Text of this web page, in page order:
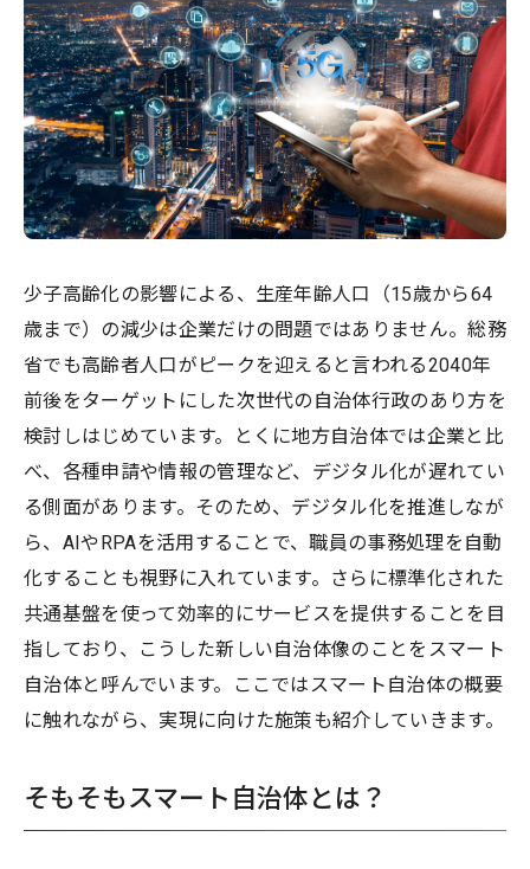
少子高齢化の影響による、生産年齢人口（15歳から64
歳まで）の減少は企業だけの問題ではありません。総務
省でも高齢者人口がピークを迎えると言われる2040年
前後をターゲットにした次世代の自治体行政のあり方を
検討しはじめています。とくに地方自治体では企業と比
べ、各種申請や情報の管理など、デジタル化が遅れてい
る側面があります。そのため、デジタル化を推進しなが
ら、AIやRPAを活用することで、職員の事務処理を自動
化することも視野に入れています。さらに標準化された
共通基盤を使って効率的にサービスを提供することを目
指しており、こうした新しい自治体像のことをスマート
自治体と呼んでいます。ここではスマート自治体の概要
に触れながら、実現に向けた施策も紹介していきます。
そもそもスマート自治体とは？